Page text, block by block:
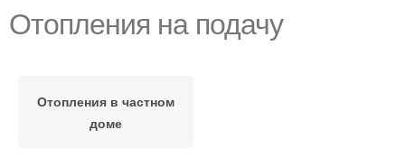
Отопления на подачу
Отопления в частном
доме